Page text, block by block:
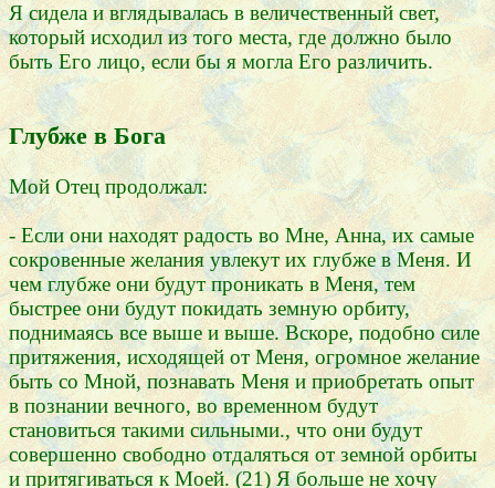
Я сидела и вглядывалась в величественный свет,
который исходил из того места, где должно было
быть Его лицо, если бы я могла Его различить.
Глубже в Бога
Мой Отец продолжал:
- Если они находят радость во Мне, Анна, их самые
сокровенные желания увлекут их глубже в Меня. И
чем глубже они будут проникать в Меня, тем
быстрее они будут покидать земную орбиту,
поднимаясь все выше и выше. Вскоре, подобно силе
притяжения, исходящей от Меня, огромное желание
быть со Мной, познавать Меня и приобретать опыт
в познании вечного, во временном будут
становиться такими сильными., что они будут
совершенно свободно отдаляться от земной орбиты
и притягиваться к Моей. (21) Я больше не хочу